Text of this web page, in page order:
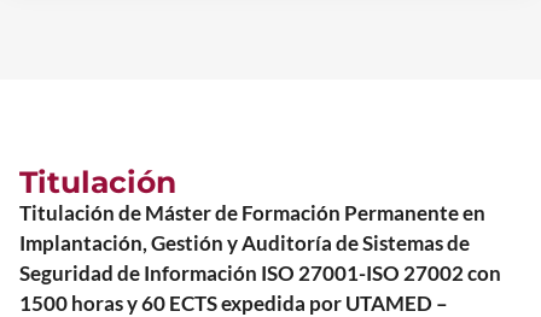
Titulación
Titulación de Máster de Formación Permanente en
Implantación, Gestión y Auditoría de Sistemas de
Seguridad de Información ISO 27001-ISO 27002 con
1500 horas y 60 ECTS expedida por UTAMED –